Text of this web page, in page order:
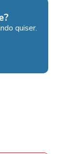
quiser.